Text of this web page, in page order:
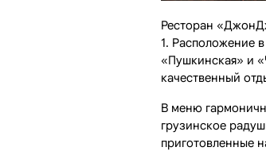
Ресторан
1. Расположение
«Пушкинская» и
качественный
В меню
грузинское
приготовленные